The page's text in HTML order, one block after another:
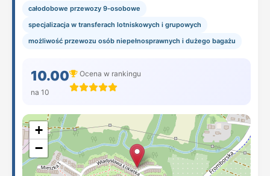
całodobowe przewozy 9-osobowe
specjalizacja w transferach lotniskowych i grupowych
możliwość przewozu osób niepełnosprawnych i dużego bagażu
10.00
na 10
Ocena w rankingu
+
−